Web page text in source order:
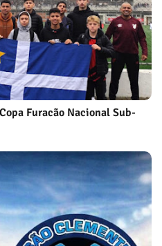
Furacão Nacional Sub-